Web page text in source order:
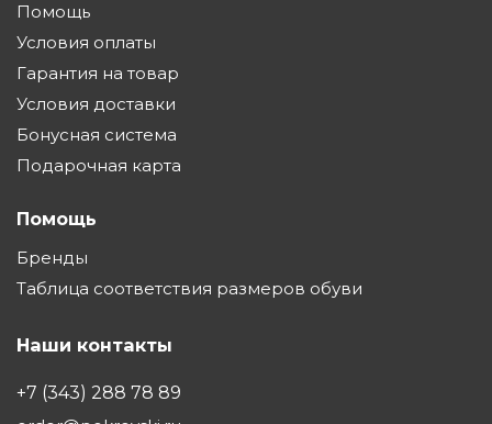
Помощь
Условия оплаты
Гарантия на товар
Условия доставки
Бонусная система
Подарочная карта
Помощь
Бренды
Таблица соответствия размеров обуви
Наши контакты
+7 (343) 288 78 89